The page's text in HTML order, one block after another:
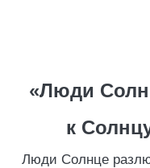
«Люди
к
Люди Солнце